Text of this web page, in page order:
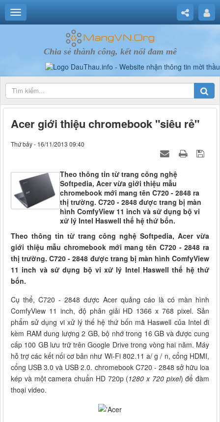
Chia sẻ thành công, kết nối đam mê
Acer giới thiệu chromebook "siêu rẻ"
Thứ bảy - 16/11/2013 09:40
Theo thông tin từ trang công nghệ
Softpedia, Acer vừa giới thiệu mẫu
chromebook mới mang tên C720 - 2848 ra
thị trường. C720 - 2848 được trang bị màn
hình ComfyView 11 inch và sử dụng bộ vi
xử lý Intel Haswell thế hệ thứ bốn.
Theo thông tin từ trang công nghệ Softpedia, Acer vừa
giới thiệu mẫu chromebook mới mang tên C720 - 2848 ra
thị trường. C720 - 2848 được trang bị màn hình ComfyView
11 inch và sử dụng bộ vi xử lý Intel Haswell thế hệ thứ
bốn.
Cụ thể, C720 - 2848 được Acer quảng cáo là có màn hình
ComfyView 11 inch, độ phân giải HD 1366 x 768 pixel. Sản
phẩm sử dụng vi xử lý thế hệ thứ bốn mã Haswell của Intel đi
kèm RAM dung lượng 2 GB, bộ nhớ trong 16 GB và được cung
cấp 100 GB lưu trữ trên Google Drive trong vòng hai năm. Máy
hỗ trợ các kết nối cơ bản như Wi-Fi 802.11 a/ g / n, cổng HDMI,
cổng USB 3.0 và USB 2.0. chromebook C720 - 2848 sở hữu loa
kép và một camera chuẩn HD 720p (1280 x 720 pixel) để đàm
thoại video.